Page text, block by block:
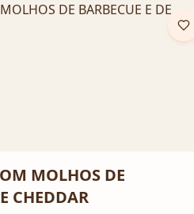
MOLHOS DE
CHEDDAR